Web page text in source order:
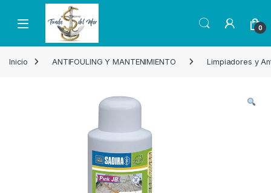
Skip to navigation
Skip to content
Open 0
Inicio ANTIFOULING Y MANTENIMIENTO Limpiadores y